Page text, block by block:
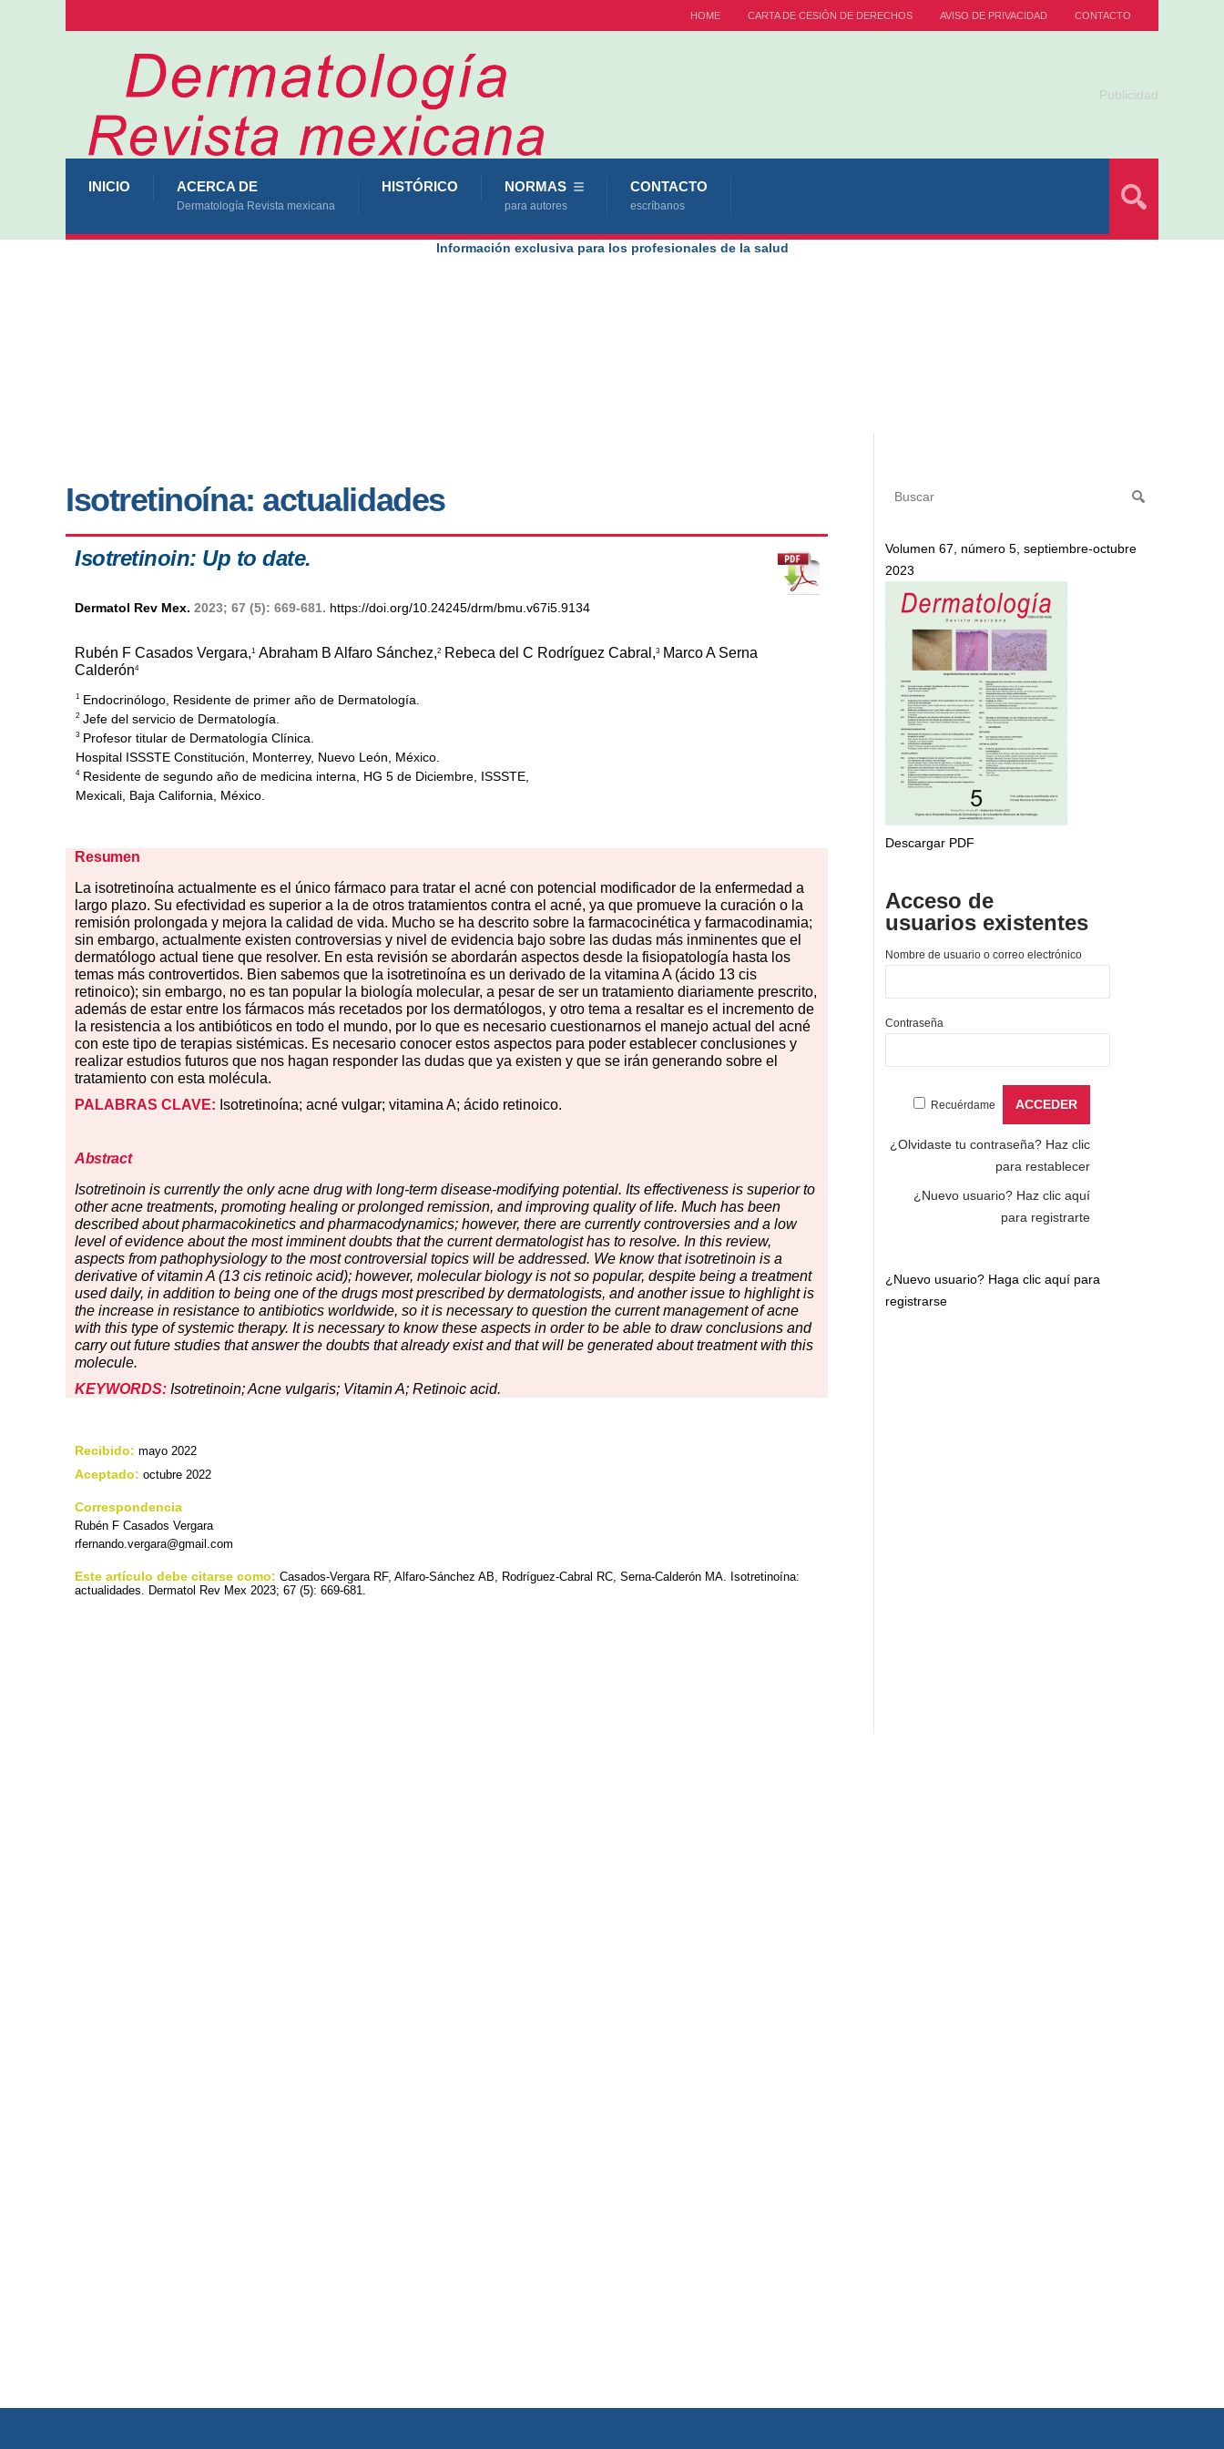
HOME CARTA DE CESIÓN DE DERECHOS AVISO DE PRIVACIDAD CONTACTO
Publicidad
INICIO ACERCA DE
Dermatología Revista mexicana
HISTÓRICO NORMAS
para autores
CONTACTO
escríbanos
Información exclusiva para los profesionales de la salud
Isotretinoína: actualidades
Isotretinoin: Up to date.
Dermatol Rev Mex. 2023; 67 (5): 669-681. https://doi.org/10.24245/drm/bmu.v67i5.9134
Rubén F Casados Vergara,1 Abraham B Alfaro Sánchez,2 Rebeca del C Rodríguez Cabral,3
Marco A Serna
Calderón4
1 Endocrinólogo, Residente de primer año de Dermatología.
2 Jefe del servicio de Dermatología.
3 Profesor titular de Dermatología Clínica.
Hospital ISSSTE Constitución, Monterrey, Nuevo León, México.
4Residente de segundo año de medicina interna, HG 5 de Diciembre, ISSSTE,
Mexicali, Baja California, México.
Resumen
La isotretinoína actualmente es el único fármaco para tratar el acné con potencial modificador de la enfermedad a
largo plazo. Su efectividad es superior a la de otros tratamientos contra el acné, ya que promueve la curación o la
remisión prolongada y mejora la calidad de vida. Mucho se ha descrito sobre la farmacocinética y farmacodinamia;
sin embargo, actualmente existen controversias y nivel de evidencia bajo sobre las dudas más inminentes que el
dermatólogo actual tiene que resolver. En esta revisión se abordarán aspectos desde la fisiopatología hasta los
temas más controvertidos. Bien sabemos que la isotretinoína es un derivado de la vitamina A (ácido 13 cis
retinoico); sin embargo, no es tan popular la biología molecular, a pesar de ser un tratamiento diariamente prescrito,
además de estar entre los fármacos más recetados por los dermatólogos, y otro tema a resaltar es el incremento de
la resistencia a los antibióticos en todo el mundo, por lo que es necesario cuestionarnos el manejo actual del acné
con este tipo de terapias sistémicas. Es necesario conocer estos aspectos para poder establecer conclusiones y
realizar estudios futuros que nos hagan responder las dudas que ya existen y que se irán generando sobre el
tratamiento con esta molécula.
PALABRAS CLAVE: Isotretinoína; acné vulgar; vitamina A; ácido retinoico.
Abstract
Isotretinoin is currently the only acne drug with long-term disease-modifying potential. Its effectiveness is superior to
other acne treatments, promoting healing or prolonged remission, and improving quality of life. Much has been
described about pharmacokinetics and pharmacodynamics; however, there are currently controversies and a low
level of evidence about the most imminent doubts that the current dermatologist has to resolve. In this review,
aspects from pathophysiology to the most controversial topics will be addressed. We know that isotretinoin is a
derivative of vitamin A (13 cis retinoic acid); however, molecular biology is not so popular, despite being a treatment
used daily, in addition to being one of the drugs most prescribed by dermatologists, and another issue to highlight is
the increase in resistance to antibiotics worldwide, so it is necessary to question the current management of acne
with this type of systemic therapy. It is necessary to know these aspects in order to be able to draw conclusions and
carry out future studies that answer the doubts that already exist and that will be generated about treatment with this
molecule.
KEYWORDS: Isotretinoin; Acne vulgaris; Vitamin A; Retinoic acid.
Recibido: mayo 2022
Aceptado: octubre 2022
Correspondencia
Rubén F Casados Vergara
rfernando.vergara@gmail.com
Este artículo debe citarse como: Casados-Vergara RF, Alfaro-Sánchez AB, Rodríguez-Cabral RC, Serna-Calderón MA. Isotretinoína:
actualidades. Dermatol Rev Mex 2023; 67 (5): 669-681.
Volumen 67, número 5, septiembre-octubre
2023
Descargar PDF
Acceso de
usuarios existentes
Nombre de usuario o correo electrónico
Contraseña
Recuérdame
¿Olvidaste tu contraseña? Haz clic
para restablecer
¿Nuevo usuario? Haz clic aquí
para registrarte
¿Nuevo usuario? Haga clic aquí para
registrarse